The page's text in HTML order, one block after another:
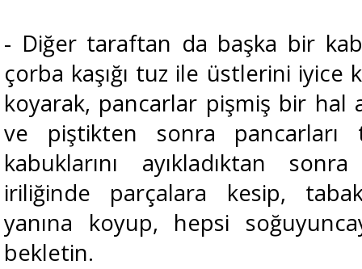
- Diğer taraftan da başka bir
çorba kaşığı tuz ile üstlerini iyice
koyarak, pancarlar pişmiş bir hal
ve piştikten sonra pancarları
kabuklarını ayıkladıktan
iriliğinde parçalara kesip,
yanına koyup, hepsi
bekletin.